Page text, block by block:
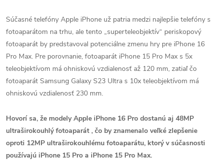
Súčasné telefóny Apple iPhone už patria medzi najlepšie telefóny s
fotoaparátom na trhu, ale tento „superteleobjektív“ periskopový
fotoaparát by predstavoval potenciálne zmenu hry pre iPhone 16
Pro Max. Pre porovnanie, fotoaparát iPhone 15 Pro Max s 5x
teleobjektívom má ohniskovú vzdialenosť až 120 mm, zatiaľ čo
fotoaparát Samsung Galaxy S23 Ultra s 10x teleobjektívom má
ohniskovú vzdialenosť 230 mm.
Hovorí sa, že modely Apple iPhone 16 Pro dostanú aj 48MP
ultraširokouhlý fotoaparát , čo by znamenalo veľké zlepšenie
oproti 12MP ultraširokouhlému fotoaparátu, ktorý v súčasnosti
používajú iPhone 15 Pro a iPhone 15 Pro Max.